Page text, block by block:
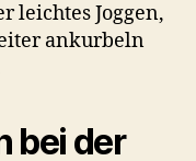
leichtes Joggen,
ankurbeln
bei der